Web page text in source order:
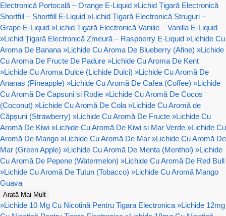
Electronică Portocală – Orange E-Liquid »Lichid Țigară Electronică
Shortfill – Shortfill E-Liquid »Lichid Țigară Electronică Struguri –
Grape E-Liquid »Lichid Țigară Electronică Vanilie – Vanilla E-Liquid
»Lichid Țigară Electronică Zmeură – Raspberry E-Liquid »Lichide Cu
Aroma De Banana »Lichide Cu Aroma De Blueberry (Afine) »Lichide
Cu Aroma De Fructe De Padure »Lichide Cu Aroma De Kent
»Lichide Cu Aroma Dulce (Lichide Dulci) »Lichide Cu Aromă De
Ananas (Pineapple) »Lichide Cu Aromă De Cafea (Coffee) »Lichide
Cu Aromă De Capsuni si Rodie »Lichide Cu Aromă De Cocos
(Coconut) »Lichide Cu Aromă De Cola »Lichide Cu Aromă de
Căpșuni (Strawberry) »Lichide Cu Aromă De Fructe »Lichide Cu
Aromă De Kiwi »Lichide Cu Aromă De Kiwi si Mar Verde »Lichide Cu
Aromă De Mango »Lichide Cu Aromă De Mar »Lichide Cu Aromă De
Mar (Green Apple) »Lichide Cu Aromă De Menta (Menthol) »Lichide
Cu Aromă De Pepene (Watermelon) »Lichide Cu Aromă De Red Bull
»Lichide Cu Aromă De Tutun (Tobacco) »Lichide Cu Aromă Mango
Guava
Arată Mai Mult
»Lichide 10 Mg Cu Nicotină Pentru Tigara Electronica »Lichide 12mg